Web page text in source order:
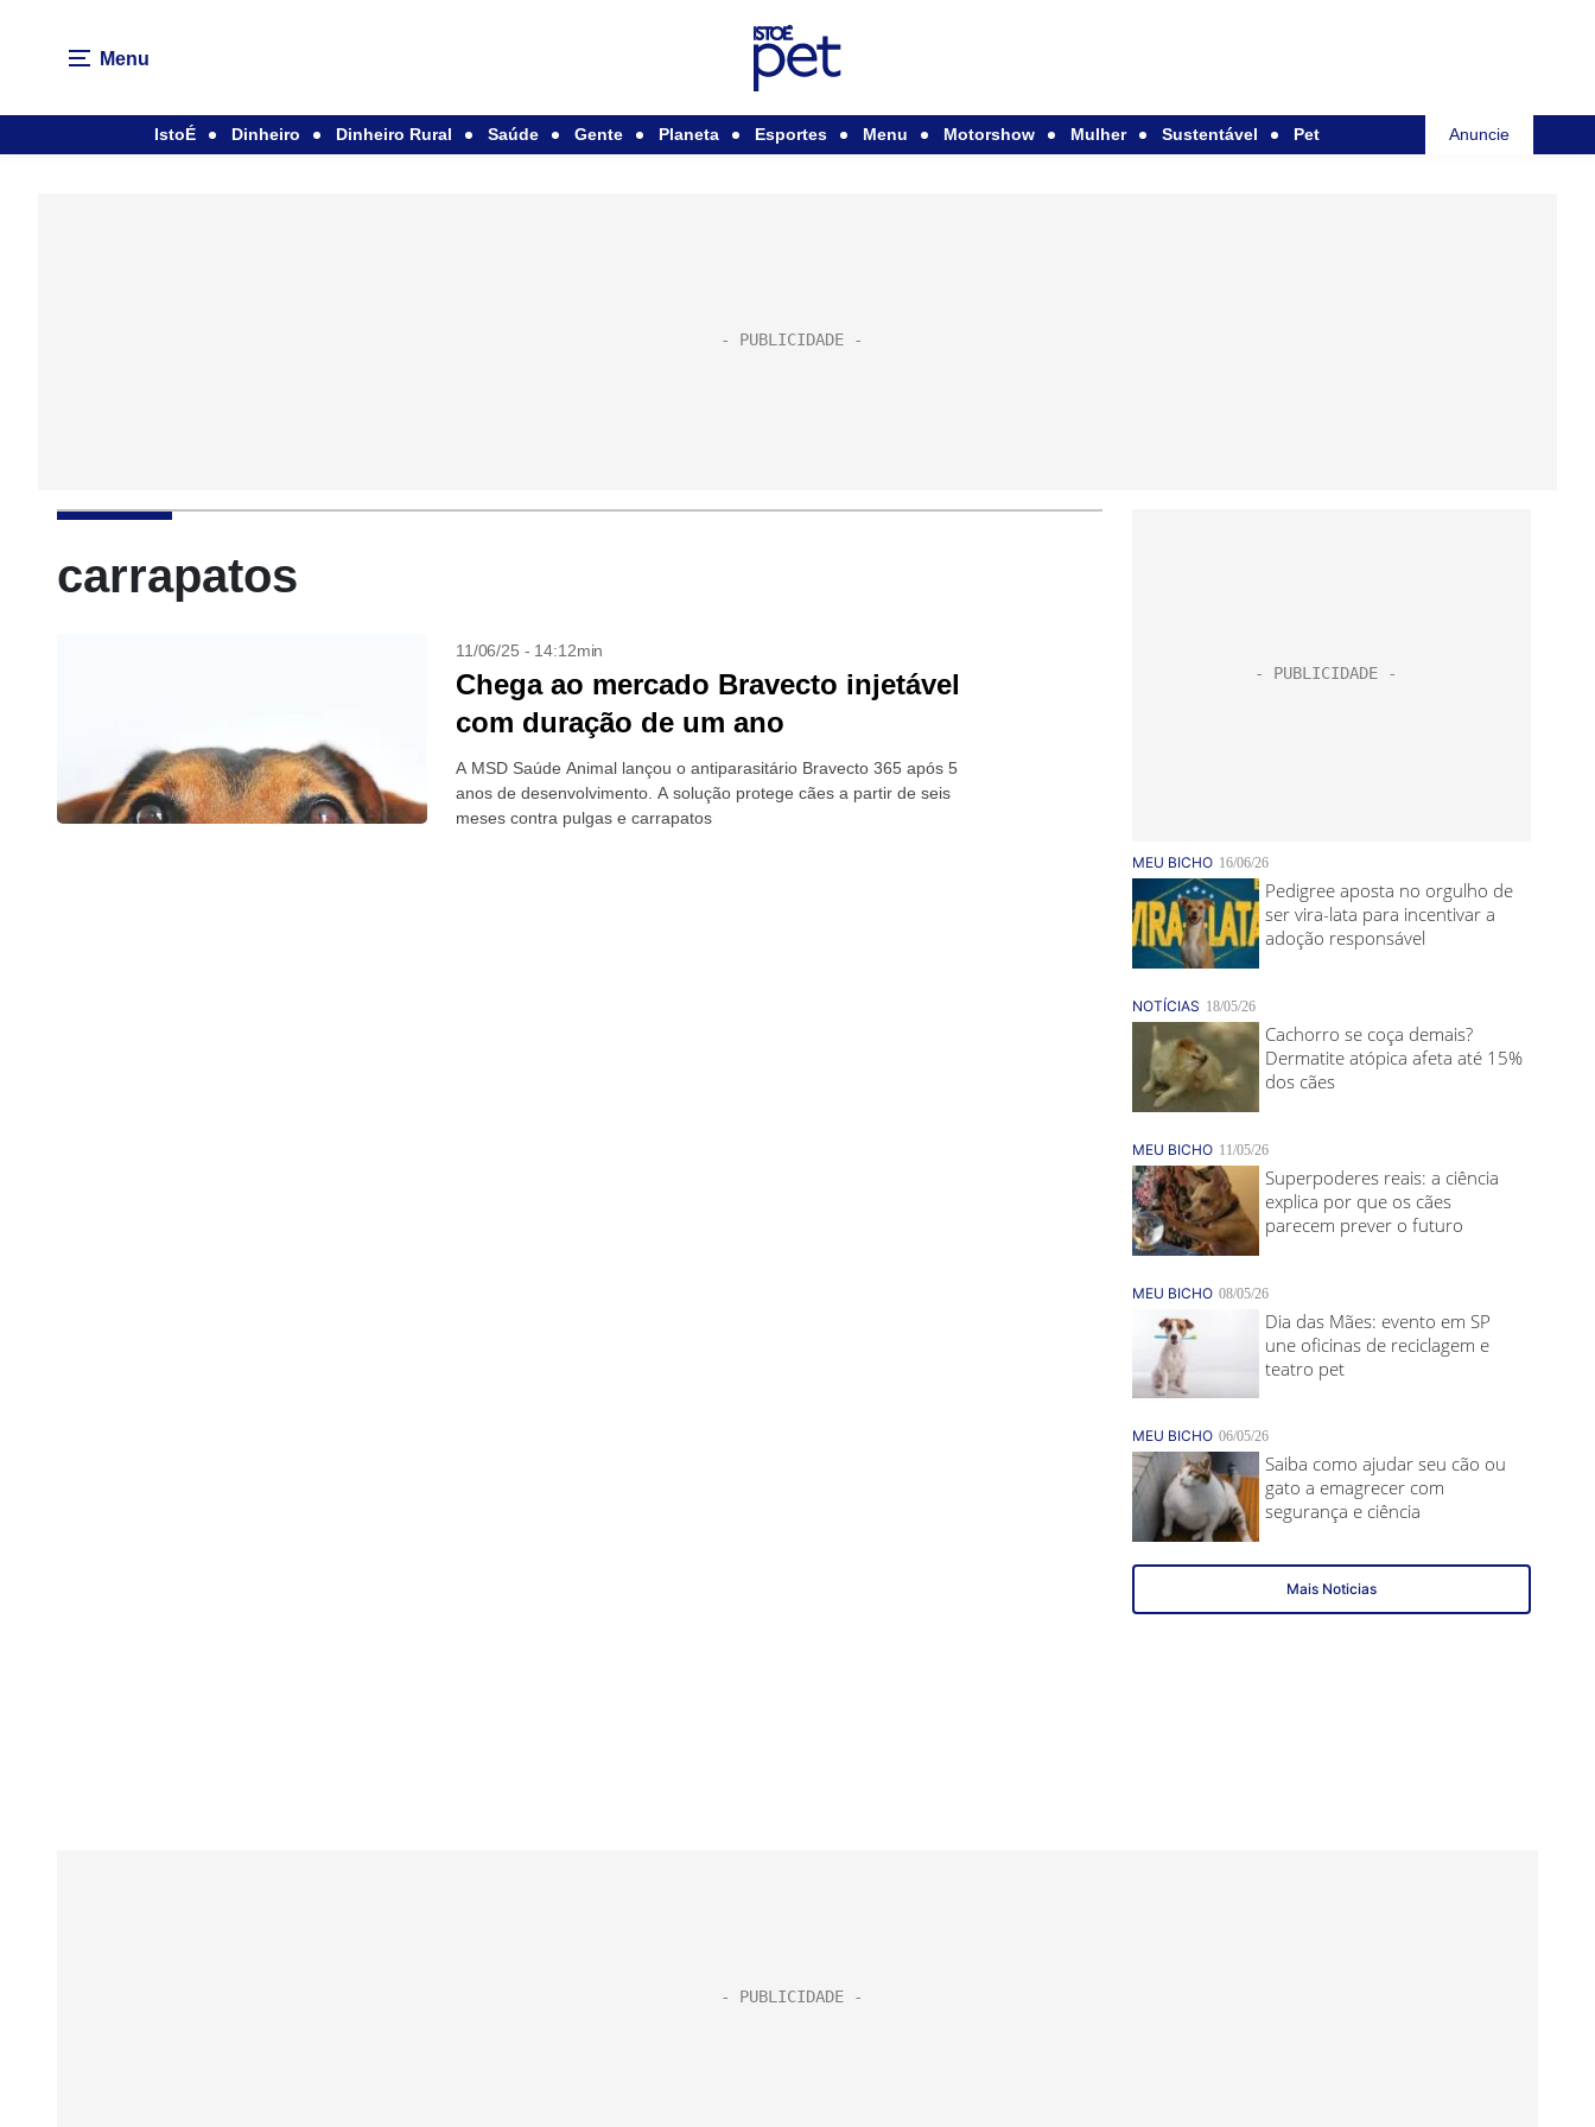
Menu
IstoÉ Dinheiro Dinheiro Rural Saúde Gente Planeta Esportes Menu Motorshow Mulher Sustentável Pet Anuncie
carrapatos
11/06/25 - 14:12min
Chega ao mercado Bravecto injetável
com duração de um ano
A MSD Saúde Animal lançou o antiparasitário Bravecto 365 após 5
anos de desenvolvimento. A solução protege cães a partir de seis
meses contra pulgas e carrapatos